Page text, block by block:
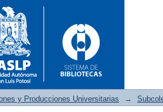
y Producciones Universitarias →